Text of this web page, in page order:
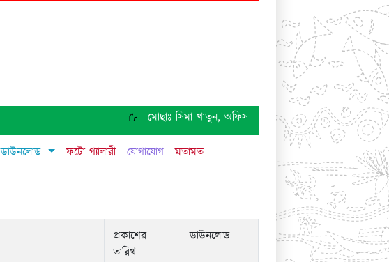
মোছাঃ সিমা খাতুন, অফিস সহায়ক, চাকরি হতে অব্যাহতি প্রদান।
ডাউনলোড ফটো গ্যালারী যোগাযোগ মতামত
প্রকাশের
তারিখ
ডাউনলোড